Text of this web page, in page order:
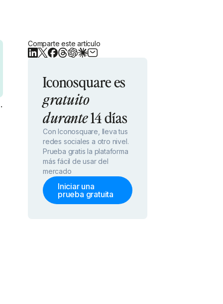
Comparte este artículo
Iconosquare es
gratuito
durante14 días
Con Iconosquare, lleva tus
redes sociales a otro nivel.
Prueba gratis la plataforma
más fácil de usar del
mercado
Iniciar una
prueba gratuita